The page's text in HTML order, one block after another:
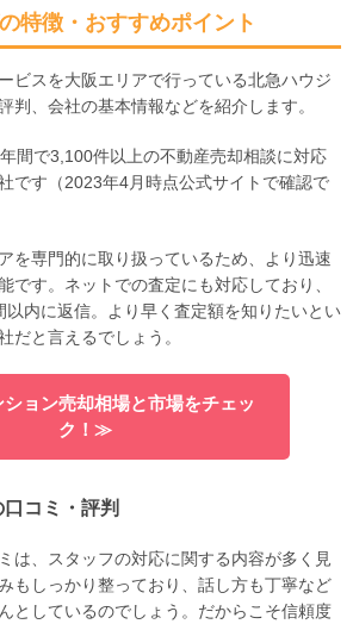
特徴・おすすめポイント
ビスを大阪エリアで行っている北急ハウジ
判、会社の基本情報などを紹介します。
間で3,100件以上の不動産売却相談に対応
です（2023年4月時点公式サイトで確認で
を専門的に取り扱っているため、より迅速
です。ネットでの査定にも対応しており、
内に返信。より早く査定額を知りたいとい
だと言えるでしょう。
ョン売却相場と市場をチェッ
ク！≫
コミ・評判
は、スタッフの対応に関する内容が多く見
もしっかり整っており、話し方も丁寧など
としているのでしょう。だからこそ信頼度